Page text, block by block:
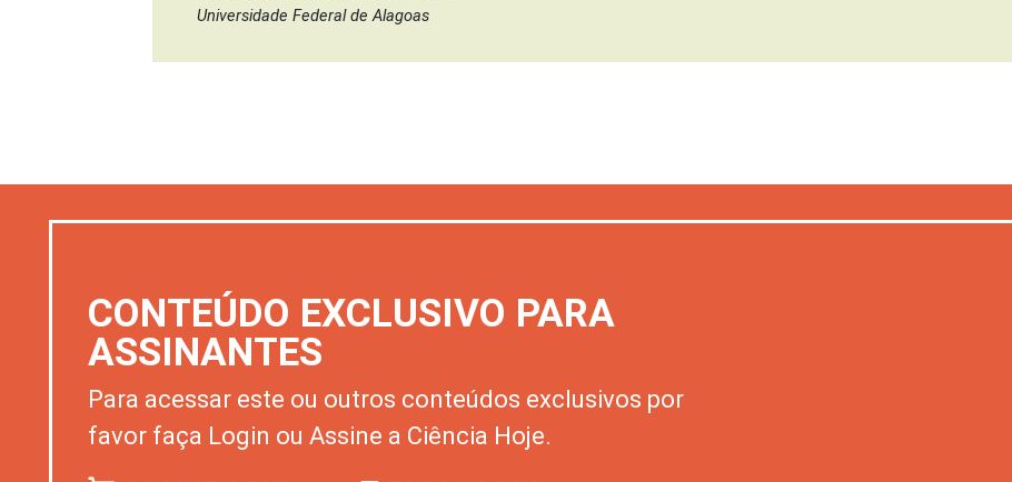
Universidade Federal de Alagoas
CONTEÚDO EXCLUSIVO PARA
ASSINANTES
Para acessar este ou outros conteúdos exclusivos por
favor faça Login ou Assine a Ciência Hoje.